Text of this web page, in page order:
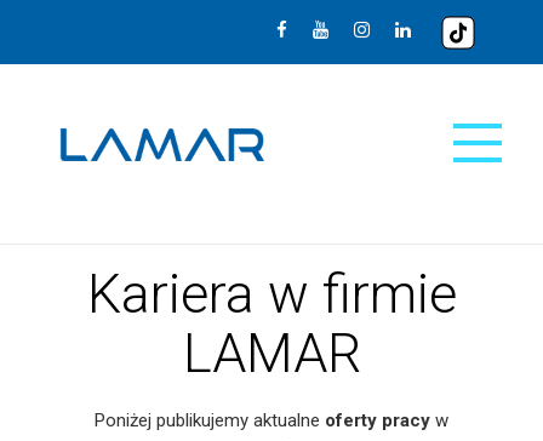
Kariera w firmie
LAMAR
Poniżej publikujemy aktualne oferty pracy w